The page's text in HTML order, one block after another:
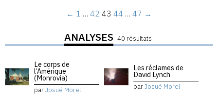
← 1 … 42 43 44 … 47 →
ANALYSES 40 résultats
Le corps de
l’Amérique
(Monrovia)
parJosué Morel
Les réclames de
David Lynch
parJosué Morel